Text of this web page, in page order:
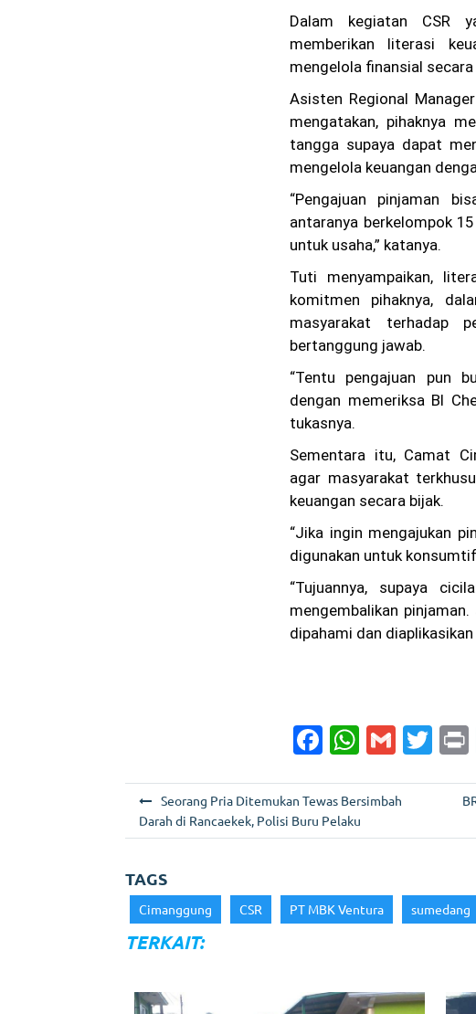
Dalam kegiatan CSR
memberikan literasi
mengelola finansial
Asisten Regional
mengatakan, pihaknya
tangga supaya dapat
mengelola keuangan
“Pengajuan pinjaman
antaranya berkelompok
untuk usaha,” katanya.
Tuti menyampaikan,
komitmen pihaknya,
masyarakat terhadap
bertanggung jawab.
“Tentu pengajuan pun
dengan memeriksa BI
tukasnya.
Sementara itu, Camat
agar masyarakat
keuangan secara bijak.
“Jika ingin mengajukan
digunakan untuk
“Tujuannya, supaya
mengembalikan
dipahami dan
F
c
e
o
o
W
a
ts
p
p
G
ai
l
T
er
i
a
Seorang Pria Ditemukan Tewas Bersimbah
Darah di Rancaekek, Polisi Buru Pelaku
TAGS
Cimanggung CSR PT MBK Ventura sumedang
TERKAIT: